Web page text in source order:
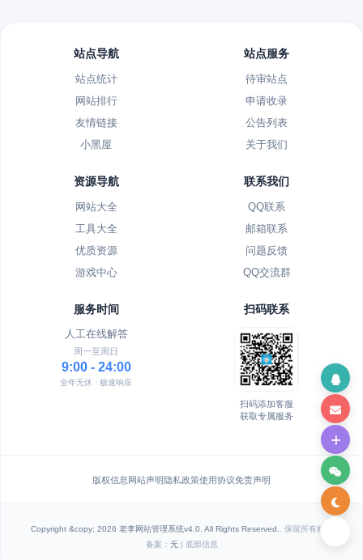
站点导航
站点统计
网站排行
友情链接
小黑屋
站点服务
待审站点
申请收录
公告列表
关于我们
资源导航
网站大全
工具大全
优质资源
游戏中心
联系我们
QQ联系
邮箱联系
问题反馈
QQ交流群
服务时间
人工在线解答
周一至周日
9:00 - 24:00
全年无休 · 极速响应
扫码联系
扫码添加客服
获取专属服务
版权信息 网站声明隐私政策使用协议免责声明
Copyright &copy; 2026 老李网站管理系统v4.0. All Rights Reserved.
. 保留所有权利
备案： 无| 底部信息